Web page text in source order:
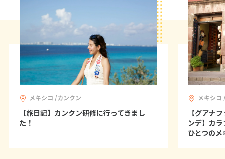
メキシコ /カンクン
【旅日記】カンクン研修に行ってきまし
た！
メキシコ
【グアナ
ンデ】カ
ひとつの